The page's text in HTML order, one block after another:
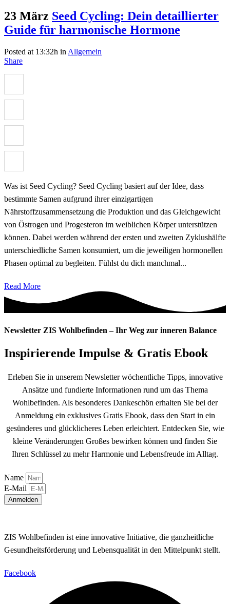
23 März Seed Cycling: Dein detaillierter
Guide für harmonische Hormone
Posted at 13:32h in Allgemein
Share
Was ist Seed Cycling? Seed Cycling basiert auf der Idee, dass
bestimmte Samen aufgrund ihrer einzigartigen
Nährstoffzusammensetzung die Produktion und das Gleichgewicht
von Östrogen und Progesteron im weiblichen Körper unterstützen
können. Dabei werden während der ersten und zweiten Zyklushälfte
unterschiedliche Samen konsumiert, um die jeweiligen hormonellen
Phasen optimal zu begleiten. Fühlst du dich manchmal...
Read More
Newsletter ZIS Wohlbefinden – Ihr Weg zur inneren Balance
Inspirierende Impulse & Gratis Ebook
Erleben Sie in unserem Newsletter wöchentliche Tipps, innovative
Ansätze und fundierte Informationen rund um das Thema
Wohlbefinden. Als besonderes Dankeschön erhalten Sie bei der
Anmeldung ein exklusives Gratis Ebook, dass den Start in ein
gesünderes und glücklicheres Leben erleichtert. Entdecken Sie, wie
kleine Veränderungen Großes bewirken können und finden Sie
Ihren Schlüssel zu mehr Harmonie und Lebensfreude im Alltag.
Name
E-Mail
Anmelden
ZIS Wohlbefinden ist eine innovative Initiative, die ganzheitliche
Gesundheitsförderung und Lebensqualität in den Mittelpunkt stellt.
Facebook